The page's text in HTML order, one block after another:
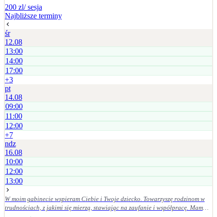
200 zl/ sesja
Najbliższe terminy
śr
12.08
13:00
14:00
17:00
+3
pt
14.08
09:00
11:00
12:00
+7
ndz
16.08
10:00
12:00
13:00
W moim gabinecie wspieram Ciebie i Twoje dziecko. Towarzyszę rodzinom w
trudnościach, z jakimi się mierzą, stawiając na zaufanie i współpracę. Mam